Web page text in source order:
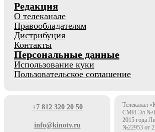
Редакция
О телеканале
Правообладателям
Дистрибуция
Контакты
Персональные данные
Использование куки
Пользовательское соглашение
+7 812 320 20 50
info@kinotv.ru
Телеканал
СМИ Эл
2015 года
№22953 от